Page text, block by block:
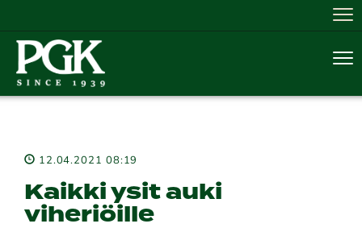
12.04.2021 08:19
Kaikki ysit auki
viheriöille